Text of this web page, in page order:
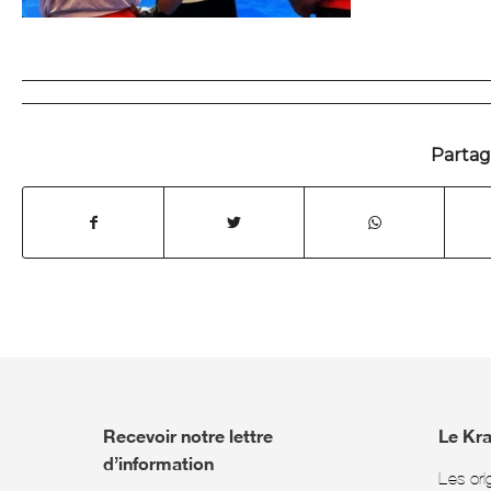
Recevoir notre lettre
d’information
Le
Les